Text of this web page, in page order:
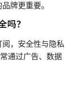
牌更重要。
吗？
，安全性与隐私
通过广告、数据